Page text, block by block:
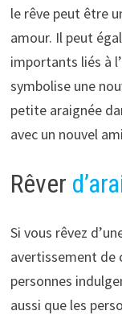
le rêve peut être
amour. Il peut
importants liés à
symbolise une
petite araignée
avec un nouvel
Rêver
Si vous rêvez
avertissement de
personnes
aussi que les